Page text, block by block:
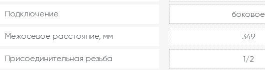
Подключение боковое
Межосевое расстояние, мм 349
Присоединительная резьба 1/2